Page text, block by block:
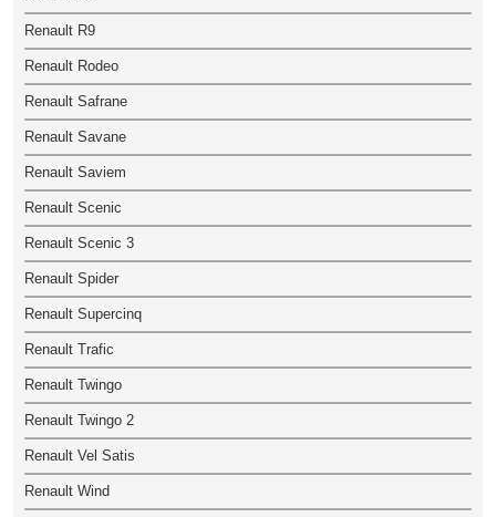
Renault R9
Renault Rodeo
Renault Safrane
Renault Savane
Renault Saviem
Renault Scenic
Renault Scenic 3
Renault Spider
Renault Supercinq
Renault Trafic
Renault Twingo
Renault Twingo 2
Renault Vel Satis
Renault Wind